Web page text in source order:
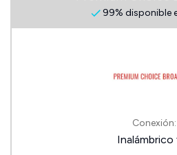
99% disponible
Conexión:
Inalámbrico